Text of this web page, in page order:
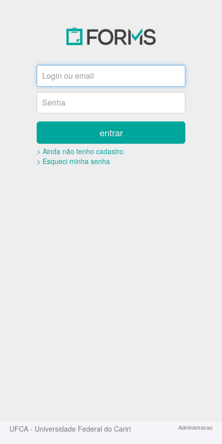
entrar
> Ainda não tenho cadastro
> Esqueci minha senha
UFCA - Universidade Federal do Cariri Administracao